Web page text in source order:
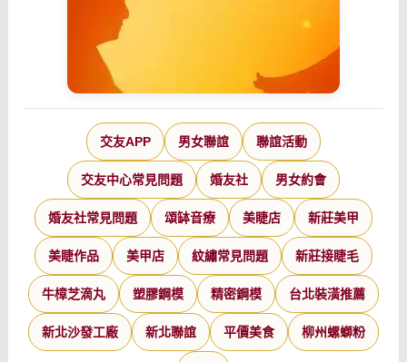
交友APP 男女聯誼 聯誼活動
交友中心常見問題 婚友社 男女約會
婚友社常見問題 頌缽音療 美睫店 新莊美甲
美睫作品 美甲店 紋繡常見問題 新莊接睫毛
牛樟芝滴丸 塑膠鋼模 精密鋼模 台北裝潢推薦
新北沙發工廠 新北聯誼 平價美食 柳州螺螄粉